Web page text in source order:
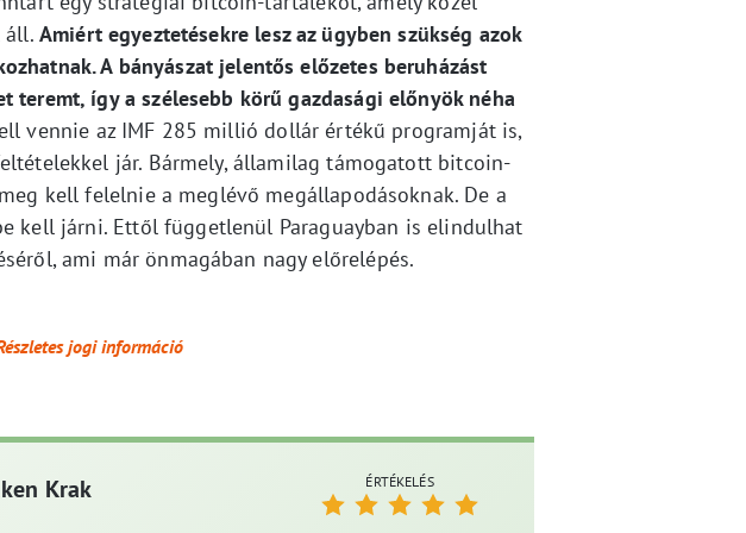
áll. Amiért egyeztetésekre lesz az ügyben szükség azok
A bányászat jelentős előzetes beruházást
teremt, így a szélesebb körű gazdasági előnyök néha
vennie az IMF 285 millió dollár értékű programját is,
jár. Bármely, államilag támogatott bitcoin-
kell felelnie a meglévő megállapodásoknak. De a
kell járni. Ettől függetlenül Paraguayban is elindulhat
ami már önmagában nagy előrelépés.
jogi információ
Krak ÉRTÉKELÉS